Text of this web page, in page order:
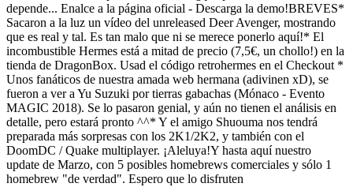
depende... Enalce a la página oficial - Descarga la demo!BREVES*
Sacaron a la luz un vídeo del unreleased Deer Avenger, mostrando
que es real y tal. Es tan malo que ni se merece ponerlo aquí!* El
incombustible Hermes está a mitad de precio (7,5€, un chollo!) en la
tienda de DragonBox. Usad el código retrohermes en el Checkout *
Unos fanáticos de nuestra amada web hermana (adivinen xD), se
fueron a ver a Yu Suzuki por tierras gabachas (Mónaco - Evento
MAGIC 2018). Se lo pasaron genial, y aún no tienen el análisis en
detalle, pero estará pronto ^^* Y el amigo Shuouma nos tendrá
preparada más sorpresas con los 2K1/2K2, y también con el
DoomDC / Quake multiplayer. ¡Aleluya!Y hasta aquí nuestro
update de Marzo, con 5 posibles homebrews comerciales y sólo 1
homebrew "de verdad". Espero que lo disfruten